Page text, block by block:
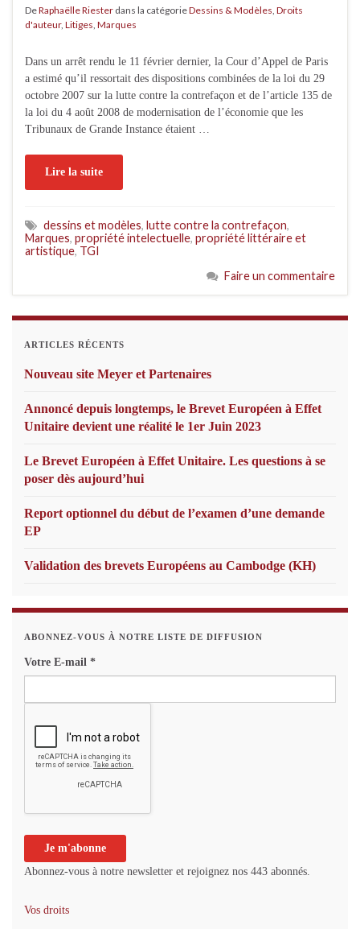
DeRaphaëlle Riester dans la catégorieDessins & Modèles Droits
d'auteur, Litiges Marques
Dans un arrêt rendu le 11 février dernier, la Cour d’Appel de Paris
a estimé qu’il ressortait des dispositions combinées de la loi du 29
octobre 2007 sur la lutte contre la contrefaçon et de l’article 135 de
la loi du 4 août 2008 de modernisation de l’économie que les
Tribunaux de Grande Instance étaient …
Lire la suite
dessins et modèles, lutte contre la contrefaçon,
Marques, propriété intelectuelle, propriété littéraire et
artistique, TGI
Faire un commentaire
ARTICLES RÉCENTS
Nouveau site Meyer et Partenaires
Annoncé depuis longtemps, le Brevet Européen à Effet
Unitaire devient une réalité le 1er Juin 2023
Le Brevet Européen à Effet Unitaire. Les questions à se
poser dès aujourd’hui
Report optionnel du début de l’examen d’une demande
EP
Validation des brevets Européens au Cambodge (KH)
ABONNEZ-VOUS À NOTRE LISTE DE DIFFUSION
Votre E-mail *
Abonnez-vous à notre newsletter et rejoignez nos 443 abonnés.
Vos droits